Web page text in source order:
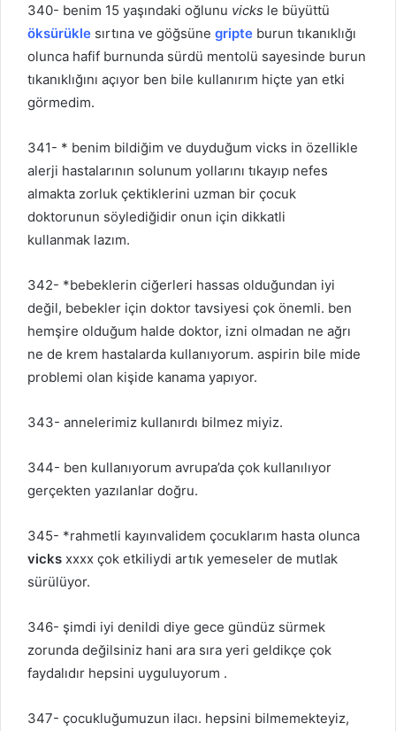
340- benim 15 yaşındaki oğlunu vicks le büyüttü
öksürükle sırtına ve göğsüne gripte burun tıkanıklığı
olunca hafif burnunda sürdü mentolü sayesinde burun
tıkanıklığını açıyor ben bile kullanırım hiçte yan etki
görmedim.
341- * benim bildiğim ve duyduğum vicks in özellikle
alerji hastalarının solunum yollarını tıkayıp nefes
almakta zorluk çektiklerini uzman bir çocuk
doktorunun söylediğidir onun için dikkatli
kullanmak lazım.
342- *bebeklerin ciğerleri hassas olduğundan iyi
değil, bebekler için doktor tavsiyesi çok önemli. ben
hemşire olduğum halde doktor, izni olmadan ne ağrı
ne de krem hastalarda kullanıyorum. aspirin bile mide
problemi olan kişide kanama yapıyor.
343- annelerimiz kullanırdı bilmez miyiz.
344- ben kullanıyorum avrupa’da çok kullanılıyor
gerçekten yazılanlar doğru.
345- *rahmetli kayınvalidem çocuklarım hasta olunca
vicks xxxx çok etkiliydi artık yemeseler de mutlak
sürülüyor.
346- şimdi iyi denildi diye gece gündüz sürmek
zorunda değilsiniz hani ara sıra yeri geldikçe çok
faydalıdır hepsini uyguluyorum .
347- çocukluğumuzun ilacı. hepsini bilmemekteyiz,